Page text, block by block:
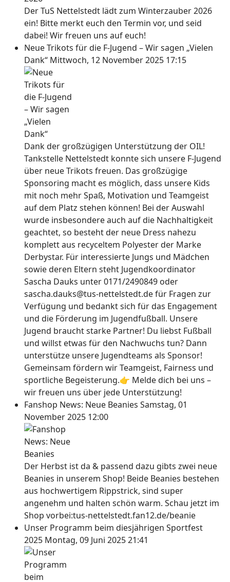
Der TuS Nettelstedt lädt zum Winterzauber 2026
ein! Bitte merkt euch den Termin vor, und seid
dabei! Wir freuen uns auf euch!
Neue Trikots für die F-Jugend – Wir sagen „Vielen
Dank“ Mittwoch, 12 November 2025 17:15
Dank der großzügigen Unterstützung der OIL!
Tankstelle Nettelstedt konnte sich unsere F-Jugend
über neue Trikots freuen. Das großzügige
Sponsoring macht es möglich, dass unsere Kids
mit noch mehr Spaß, Motivation und Teamgeist
auf dem Platz stehen können! Bei der Auswahl
wurde insbesondere auch auf die Nachhaltigkeit
geachtet, so besteht der neue Dress nahezu
komplett aus recyceltem Polyester der Marke
Derbystar. Für interessierte Jungs und Mädchen
sowie deren Eltern steht Jugendkoordinator
Sascha Dauks unter 0171/2490849 oder
sascha.dauks@tus-nettelstedt.de für Fragen zur
Verfügung und bedankt sich für das Engagement
und die Förderung im Jugendfußball. Unsere
Jugend braucht starke Partner! Du liebst Fußball
und willst etwas für den Nachwuchs tun? Dann
unterstütze unsere Jugendteams als Sponsor!
Gemeinsam fördern wir Teamgeist, Fairness und
sportliche Begeisterung.👉 Melde dich bei uns –
wir freuen uns über jede Unterstützung!
Fanshop News: Neue Beanies Samstag, 01
November 2025 12:00
Der Herbst ist da & passend dazu gibts zwei neue
Beanies in unserem Shop! Beide Beanies bestehen
aus hochwertigem Rippstrick, sind super
angenehm und halten schön warm. Schau jetzt im
Shop vorbei:tus-nettelstedt.fan12.de/beanie
Unser Programm beim diesjährigen Sportfest
2025 Montag, 09 Juni 2025 21:41